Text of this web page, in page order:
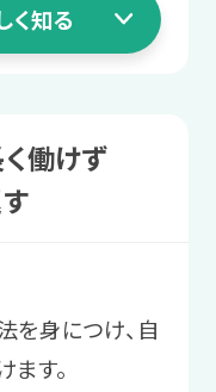
る
相談する
極めるた
く知る
働けず
を身につけ、自
す。